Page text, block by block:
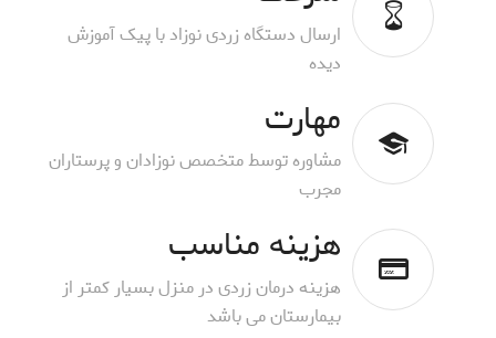
ارسال دستگاه زردی نوزاد با پیک آموزش
دیده
مهارت
مشاوره توسط متخصص نوزادان و پرستاران
مجرب
هزینه مناسب
هزینه درمان زردی در منزل بسیار کمتر از
بیمارستان می باشد